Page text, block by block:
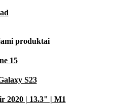
produktai
15
S23
2020 | 13.3" | M1